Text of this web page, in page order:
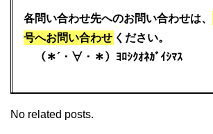
各問い合わせ先へのお問い合わせは、
号へお問い合わせ ください。
（＊´・∀・＊）ﾖﾛｼｸｵﾈｶﾞｲｼﾏｽ
No related posts.